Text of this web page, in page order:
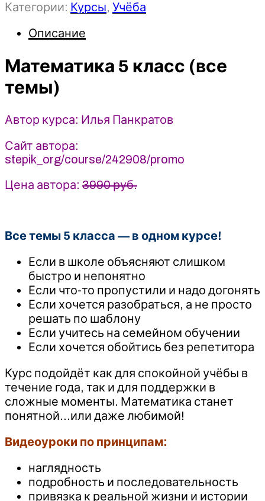
Математика
класс
темы)
Илья
(2025)
Категории: Курсы, Учёба
Описание
Математика 5 класс (все
темы)
Автор курса: Илья Панкратов
Сайт автора:
stepik_org/course/242908/promo
Цена автора: 3990 руб.
Все темы 5 класса — в одном курсе!
Если в школе объясняют слишком
быстро и непонятно
Если что-то пропустили и надо догонять
Если хочется разобраться, а не просто
решать по шаблону
Если учитесь на семейном обучении
Если хочется обойтись без репетитора
Курс подойдёт как для спокойной учёбы в
течение года, так и для поддержки в
сложные моменты. Математика станет
понятной…или даже любимой!
Видеоуроки по принципам:
наглядность
подробность и последовательность
привязка к реальной жизни и истории